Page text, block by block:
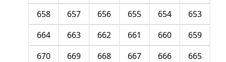
653
654
655
656
657
658
659
660
661
662
663
664
665
666
667
668
669
670